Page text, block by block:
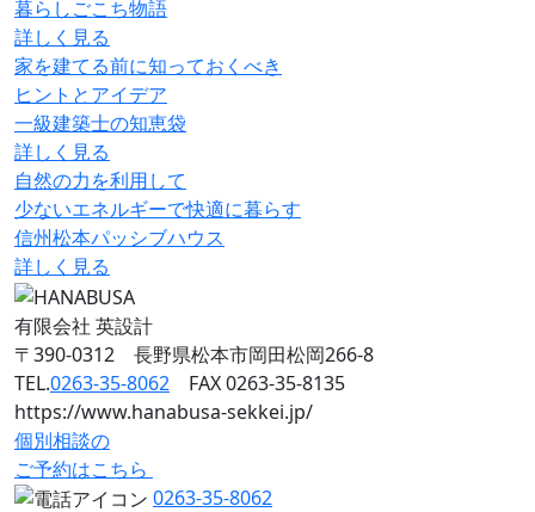
暮らしごこち物語
詳しく見る
家を建てる前に知っておくべき
ヒントとアイデア
一級建築士の知恵袋
詳しく見る
自然の力を利用して
少ないエネルギーで快適に暮らす
信州松本パッシブハウス
詳しく見る
有限会社 英設計
〒390-0312 長野県松本市岡田松岡266-8
TEL.0263-35-8062 FAX 0263-35-8135
https://www.hanabusa-sekkei.jp/
個別相談の
ご予約はこちら
0263-35-8062